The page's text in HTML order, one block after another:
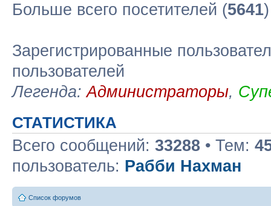
Больше всего посетителей (5641
Зарегистрированные
пользователей
Легенда:Администраторы,
СТАТИСТИКА
Всего сообщений: 33288 • Тем:
пользователь: Рабби Нахман
Список форумов